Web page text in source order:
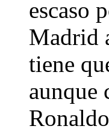
escaso
Madrid
tiene
aunque